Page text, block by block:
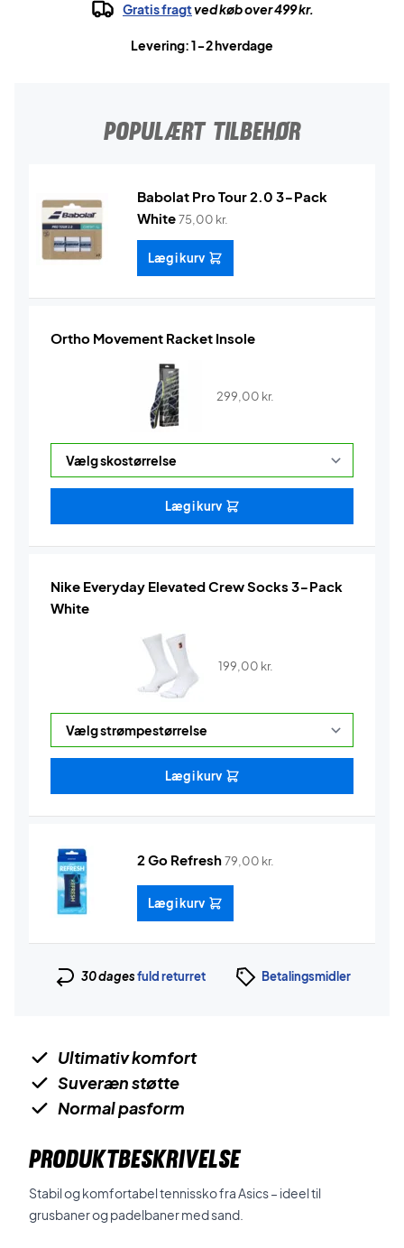
Gratis fragtved køb over 499 kr.
Levering: 1-2 hverdage
POPULÆRT TILBEHØR
Babolat Pro Tour 2.0 3-Pack
White75,00 kr.
Læg i kurv
Ortho Movement Racket Insole
299,00 kr.
Læg i kurv
Nike Everyday Elevated Crew Socks 3-Pack
White
199,00 kr.
Læg i kurv
2 Go Refresh79,00 kr.
Læg i kurv
30 dagesfuld returret Betalingsmidler
Ultimativ komfort
Suveræn støtte
Normal pasform
PRODUKTBESKRIVELSE
Stabil og komfortabel tennissko fra Asics – ideel til
grusbaner og padelbaner med sand.